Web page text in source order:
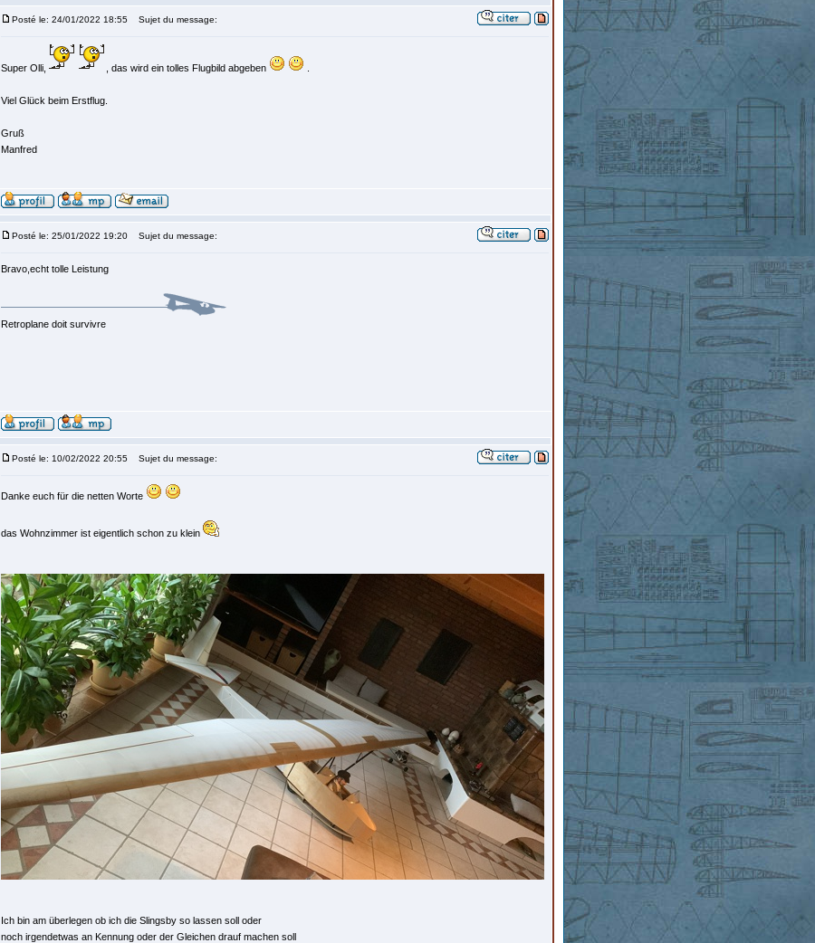
Posté le: 24/01/2022 18:55 Sujet du message:
Super Olli, , das wird ein tolles Flugbild abgeben
Viel Glück beim Erstflug.
Gruß
Manfred
Posté le: 25/01/2022 19:20 Sujet du message:
Bravo,echt tolle Leistung
Retroplane doit survivre
Posté le: 10/02/2022 20:55 Sujet du message:
Danke euch für die netten Worte
das Wohnzimmer ist eigentlich schon zu klein
Ich bin am überlegen ob ich die Slingsby so lassen soll oder
noch irgendetwas an Kennung oder der Gleichen drauf machen soll